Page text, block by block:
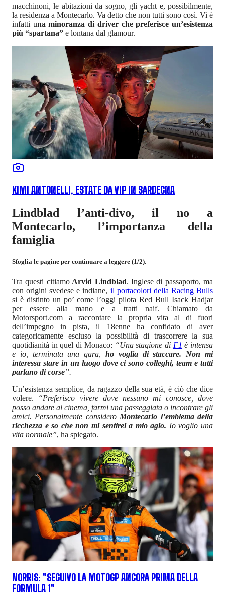
macchinoni, le abitazioni da sogno, gli yacht e, possibilmente,
la residenza a Montecarlo. Va detto che non tutti sono così. Vi è
infatti una minoranza di driver che preferisce un’esistenza
più “spartana” e lontana dal glamour.
KIMI ANTONELLI, ESTATE DA VIP IN SARDEGNA
Lindblad l’anti-divo, il no a
Montecarlo, l’importanza della
famiglia
Sfoglia le pagine per continuare a leggere (1/2).
Tra questi citiamoArvid Lindblad. Inglese di passaporto, ma
con origini svedese e indiane, il portacolori della Racing Bulls
si è distinto un po’ come l’oggi pilota Red Bull Isack Hadjar
per essere alla mano e a tratti naif. Chiamato da
Motorsport.com a raccontare la propria vita al di fuori
dell’impegno in pista, il 18enne ha confidato di aver
categoricamente escluso la possibilità di trascorrere la sua
quotidianità in quel di Monaco: “Una stagione di F1 è intensa
e io, terminata una gara, ho voglia di staccare. Non mi
interessa stare in un luogo dove ci sono colleghi, team e tutti
parlano di corse”.
Un’esistenza semplice, da ragazzo della sua età, è ciò che dice
volere.
“Preferisco vivere dove nessuno mi conosce, dove
posso andare al cinema, farmi una passeggiata o incontrare gli
amici. Personalmente consideroMontecarlo l’emblema della
ricchezza e so che non mi sentirei a mio agio. Io voglio una
vita normale”, ha spiegato.
NORRIS: "SEGUIVO LA MOTOGP ANCORA PRIMA DELLA
FORMULA 1"